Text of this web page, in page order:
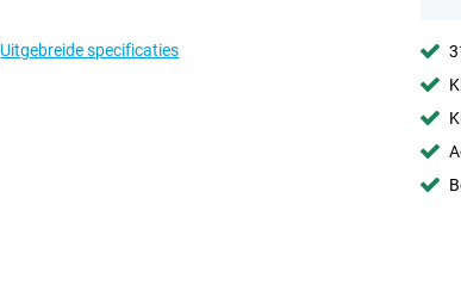
Uitgebreide specificaties